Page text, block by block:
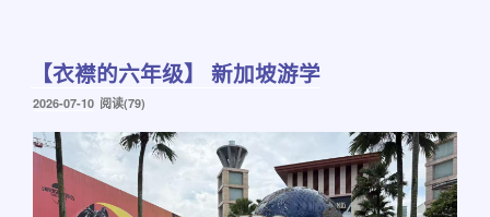
【衣襟的六年级】 新加坡游学
发
于
2026-07-10 阅读(79)